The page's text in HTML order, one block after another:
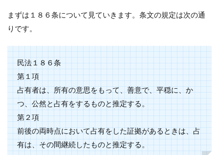
まずは１８６条について見ていきます。条文の規定は次の通
りです。
民法１８６条
第１項
占有者は、所有の意思をもって、善意で、平穏に、か
つ、公然と占有をするものと推定する。
第２項
前後の両時点において占有をした証拠があるときは、占
有は、その間継続したものと推定する。